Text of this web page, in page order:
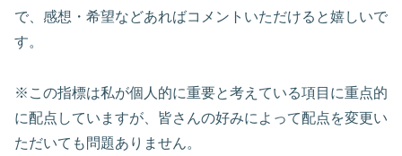
で、感想・希望などあればコメントいただけると嬉しいで
す。
※この指標は私が個人的に重要と考えている項目に重点的
に配点していますが、皆さんの好みによって配点を変更い
ただいても問題ありません。